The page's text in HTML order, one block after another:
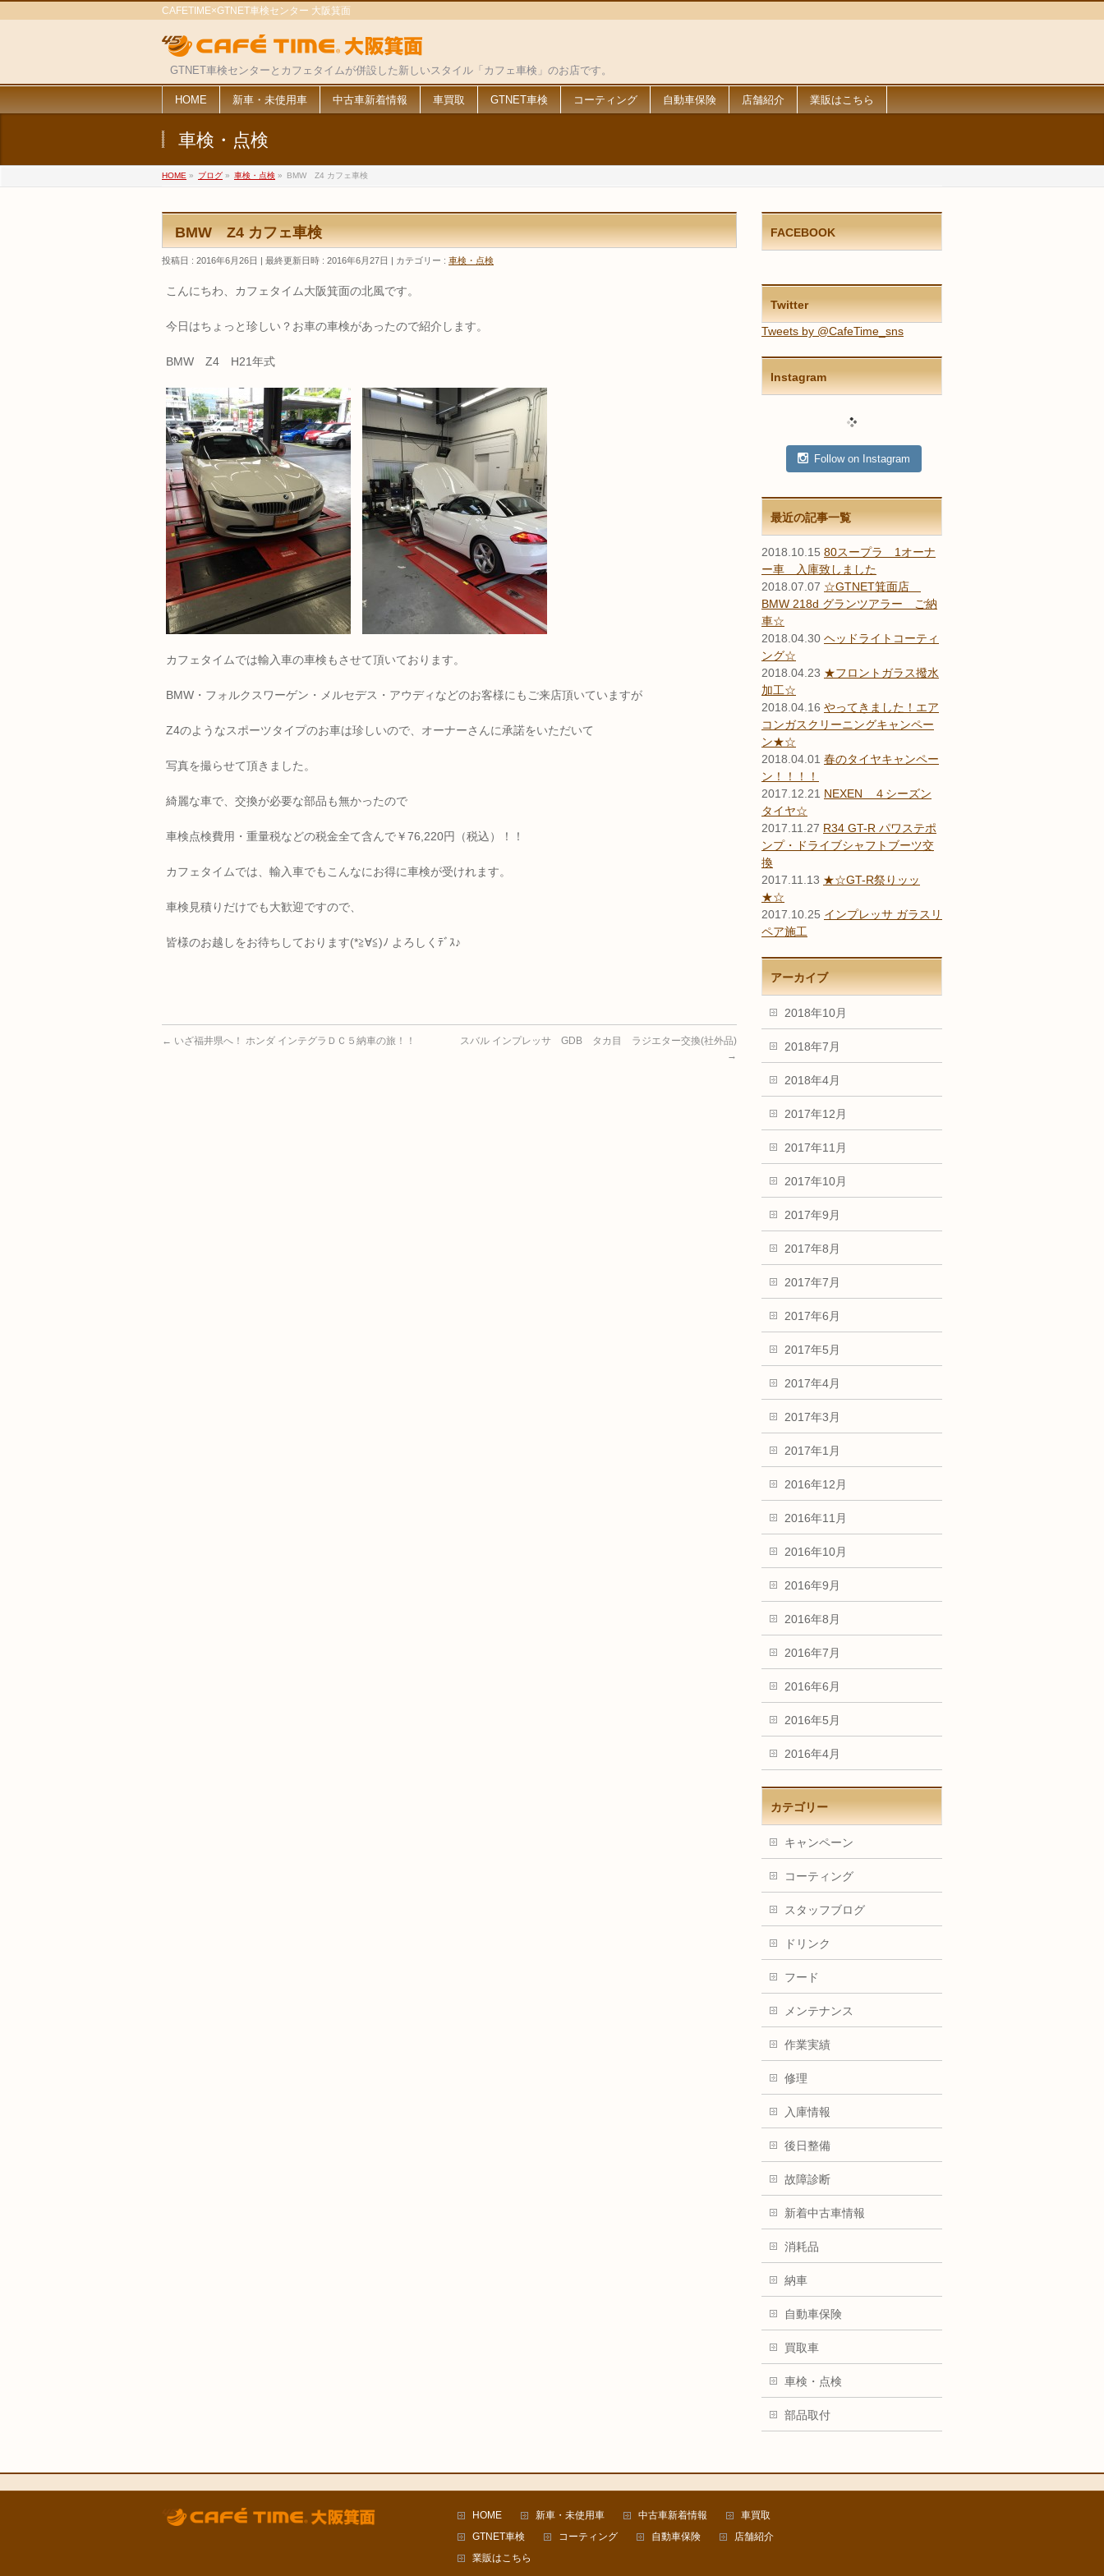
CAFETIME×GTNET車検センター 大阪箕面
GTNET車検センターとカフェタイムが併設した新しいスタイル「カフェ車検」のお店です。
HOME 新車・未使用車 中古車新着情報 車買取 GTNET車検 コーティング 自動車保険 店舗紹介 業販はこちら
車検・点検
HOME » ブログ » 車検・点検 » BMW Z4 カフェ車検
BMW Z4 カフェ車検
投稿日 : 2016年6月26日 最終更新日時 : 2016年6月27日 カテゴリー : 車検・点検
こんにちわ、カフェタイム大阪箕面の北風です。
今日はちょっと珍しい？お車の車検があったので紹介します。
BMW Z4 H21年式
カフェタイムでは輸入車の車検もさせて頂いております。
BMW・フォルクスワーゲン・メルセデス・アウディなどのお客様にもご来店頂いていますが
Z4のようなスポーツタイプのお車は珍しいので、オーナーさんに承諾をいただいて
写真を撮らせて頂きました。
綺麗な車で、交換が必要な部品も無かったので
車検点検費用・重量税などの税金全て含んで￥76,220円（税込）！！
カフェタイムでは、輸入車でもこんなにお得に車検が受けれます。
車検見積りだけでも大歓迎ですので、
皆様のお越しをお待ちしております(*≧∀≦)ﾉ よろしくﾃﾞｽ♪
← いざ福井県へ！ ホンダ インテグラＤＣ５納車の旅！！
スバル インプレッサ GDB タカ目 ラジエター交換(社外品)
→
FACEBOOK
Twitter
Tweets by @CafeTime_sns
Instagram
Follow on Instagram
最近の記事一覧
2018.10.15 80スープラ 1オーナ
ー車 入庫致しました
2018.07.07 ☆GTNET箕面店
BMW 218d グランツアラー ご納
車☆
2018.04.30 ヘッドライトコーティ
ング☆
2018.04.23 ★フロントガラス撥水
加工☆
2018.04.16 やってきました！エア
コンガスクリーニングキャンペー
ン★☆
2018.04.01 春のタイヤキャンペー
ン！！！！
2017.12.21 NEXEN ４シーズン
タイヤ☆
2017.11.27 R34 GT-R パワステポ
ンプ・ドライブシャフトブーツ交
換
2017.11.13 ★☆GT-R祭りッッ
★☆
2017.10.25 インプレッサ ガラスリ
ペア施工
アーカイブ
2018年10月
2018年7月
2018年4月
2017年12月
2017年11月
2017年10月
2017年9月
2017年8月
2017年7月
2017年6月
2017年5月
2017年4月
2017年3月
2017年1月
2016年12月
2016年11月
2016年10月
2016年9月
2016年8月
2016年7月
2016年6月
2016年5月
2016年4月
カテゴリー
キャンペーン
コーティング
スタッフブログ
ドリンク
フード
メンテナンス
作業実績
修理
入庫情報
後日整備
故障診断
新着中古車情報
消耗品
納車
自動車保険
買取車
車検・点検
部品取付
HOME 新車・未使用車 中古車新着情報
車買取
GTNET車検
コーティング 自動車保険
店舗紹介
業販はこちら